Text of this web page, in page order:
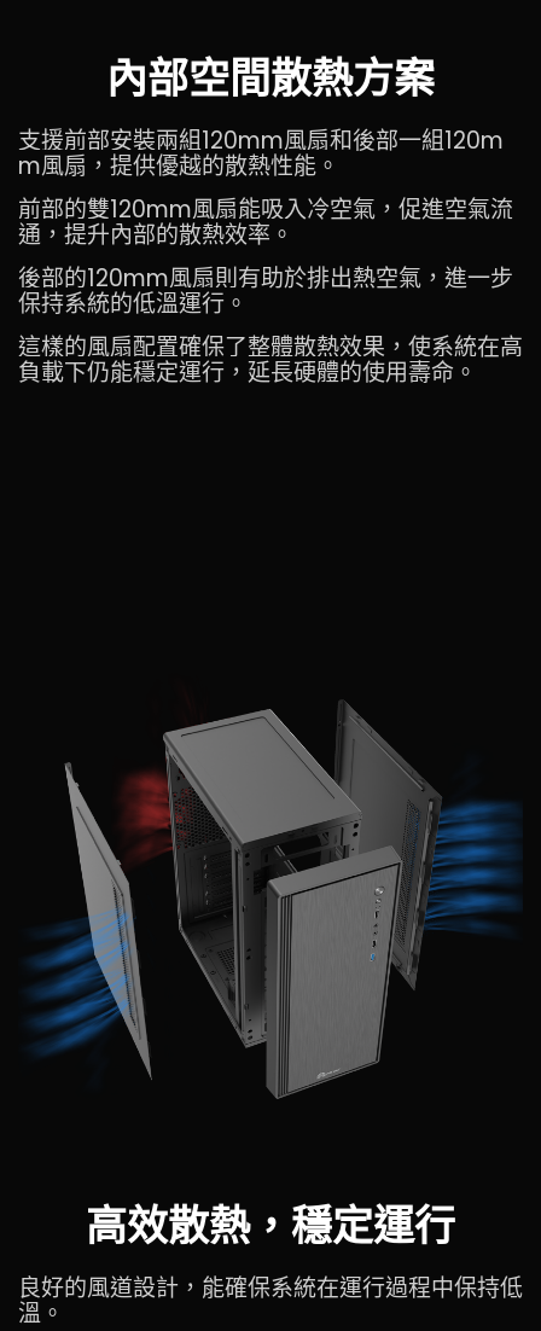
內部空間散熱方案
支援前部安裝兩組120mm風扇和後部一組120m
m風扇，提供優越的散熱性能。
前部的雙120mm風扇能吸入冷空氣，促進空氣流
通，提升內部的散熱效率。
後部的120mm風扇則有助於排出熱空氣，進一步
保持系統的低溫運行。
這樣的風扇配置確保了整體散熱效果，使系統在高
負載下仍能穩定運行，延長硬體的使用壽命。
高效散熱，穩定運行
良好的風道設計，能確保系統在運行過程中保持低
溫。